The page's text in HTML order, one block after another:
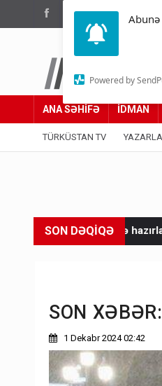
Powered by
Adımız
ANA SƏHİFƏ İDMAN
TÜRKÜSTAN TV
SON DƏQİQƏ
hazırlaşır Ukraynaya
SON
1 Dekabr 2024 02:42